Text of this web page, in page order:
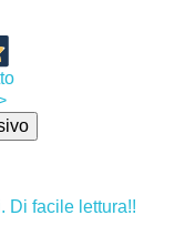
Di facile lettura!!